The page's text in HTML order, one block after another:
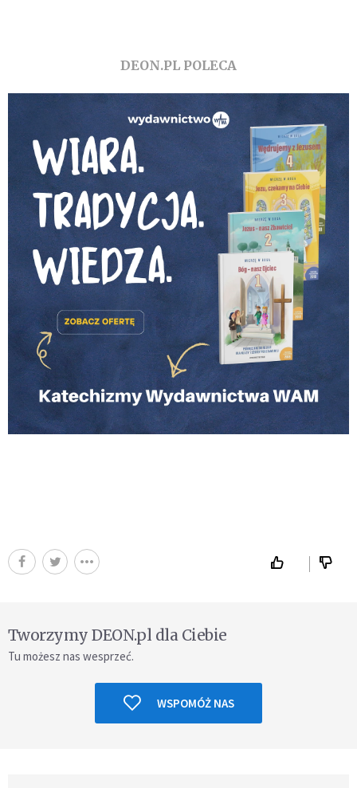
DEON.PL POLECA
Tworzymy DEON.pl dla Ciebie
Tu możesz nas wesprzeć.
WSPOMÓŻ NAS